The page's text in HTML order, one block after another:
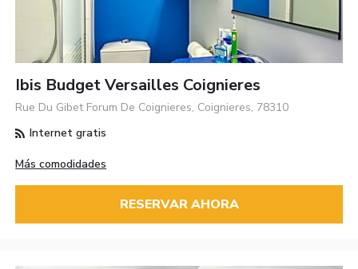
Ibis Budget Versailles Coignieres
Rue Du Gibet Forum De Coignieres, Coignieres, 78310
Internet gratis
Más comodidades
RESERVAR AHORA